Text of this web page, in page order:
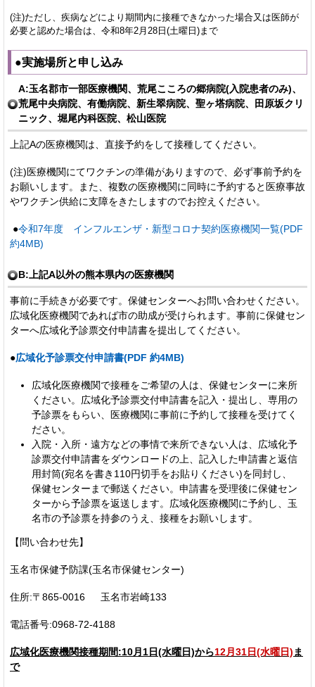
(注)ただし、疾病などにより期間内に接種できなかった場合又は医師が
必要と認めた場合は、令和8年2月28日(土曜日)まで
●実施場所と申し込み
A:玉名郡市一部医療機関、荒尾こころの郷病院(入院患者のみ)、
荒尾中央病院、有働病院、新生翠病院、聖ヶ塔病院、田原坂クリ
ニック、堀尾内科医院、松山医院
上記Aの医療機関は、直接予約をして接種してください。
(注)医療機関にてワクチンの準備がありますので、必ず事前予約を
お願いします。また、複数の医療機関に同時に予約すると医療事故
やワクチン供給に支障をきたしますのでお控えください。
●令和7年度 インフルエンザ・新型コロナ契約医療機関一覧(PDF
約4MB)
B:上記A以外の熊本県内の医療機関
事前に手続きが必要です。保健センターへお問い合わせください。
広域化医療機関であれば市の助成が受けられます。事前に保健セン
ターへ広域化予診票交付申請書を提出してください。
●広域化予診票交付申請書(PDF 約4MB)
広域化医療機関で接種をご希望の人は、保健センターに来所
ください。広域化予診票交付申請書を記入・提出し、専用の
予診票をもらい、医療機関に事前に予約して接種を受けてく
ださい。
入院・入所・遠方などの事情で来所できない人は、広域化予
診票交付申請書をダウンロードの上、記入した申請書と返信
用封筒(宛名を書き110円切手をお貼りください)を同封し、
保健センターまで郵送ください。申請書を受理後に保健セン
ターから予診票を返送します。広域化医療機関に予約し、玉
名市の予診票を持参のうえ、接種をお願いします。
【問い合わせ先】
玉名市保健予防課(玉名市保健センター)
住所:〒865-0016 玉名市岩崎133
電話番号:0968-72-4188
広域化医療機関接種期間:10月1日(水曜日)から12月31日(水曜日) ま
で